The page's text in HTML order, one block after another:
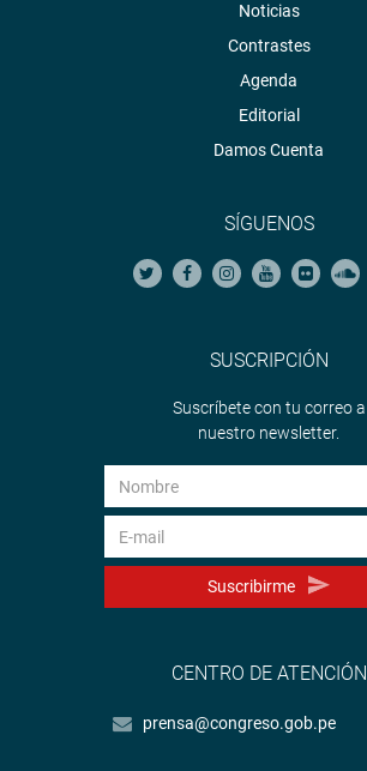
Noticias
Contrastes
Agenda
Editorial
Damos Cuenta
SÍGUENOS
SUSCRIPCIÓN
Suscríbete con tu correo a
nuestro newsletter.
Suscribirme
CENTRO DE ATENCIÓN
prensa@congreso.gob.pe